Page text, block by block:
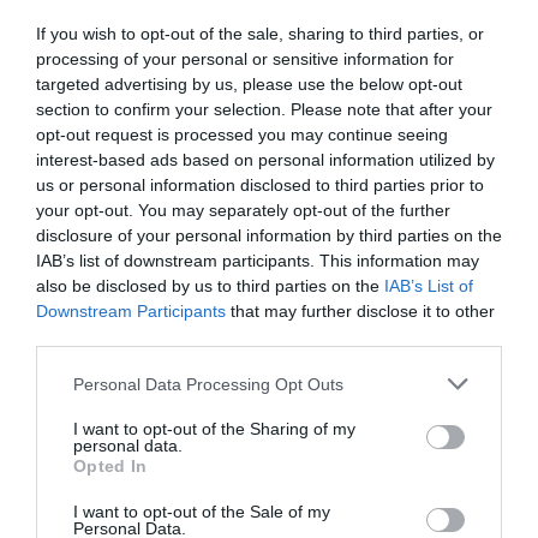
If you wish to opt-out of the sale, sharing to third parties, or
processing of your personal or sensitive information for
targeted advertising by us, please use the below opt-out
section to confirm your selection. Please note that after your
opt-out request is processed you may continue seeing
interest-based ads based on personal information utilized by
us or personal information disclosed to third parties prior to
your opt-out. You may separately opt-out of the further
disclosure of your personal information by third parties on the
IAB’s list of downstream participants. This information may
also be disclosed by us to third parties on the IAB’s List of
Downstream Participants that may further disclose it to other
Personal Data Processing Opt Outs
I want to opt-out of the Sharing of my
personal data.
Opted In
I want to opt-out of the Sale of my
Personal Data.
Eulogio López 06/08/26 16:47
ECONOMÍA
Disney cree que sus acciones están
infravaloradas y hará más recompras
Cristina Martín 06/08/26 17:11
Yolanda Díaz, el penúltimo fiasco del
Gobierno Sánchez, escaso en reputación e
influencia internacional: se conforma con
ser la número dos de la OIT
Cristina Martín 06/08/26 12:41
Colombia. De la Espriella toma posesión
como presidente, entre amenazas terroristas
del ELN y el sabotaje de la Izquierda
OPINIÓN